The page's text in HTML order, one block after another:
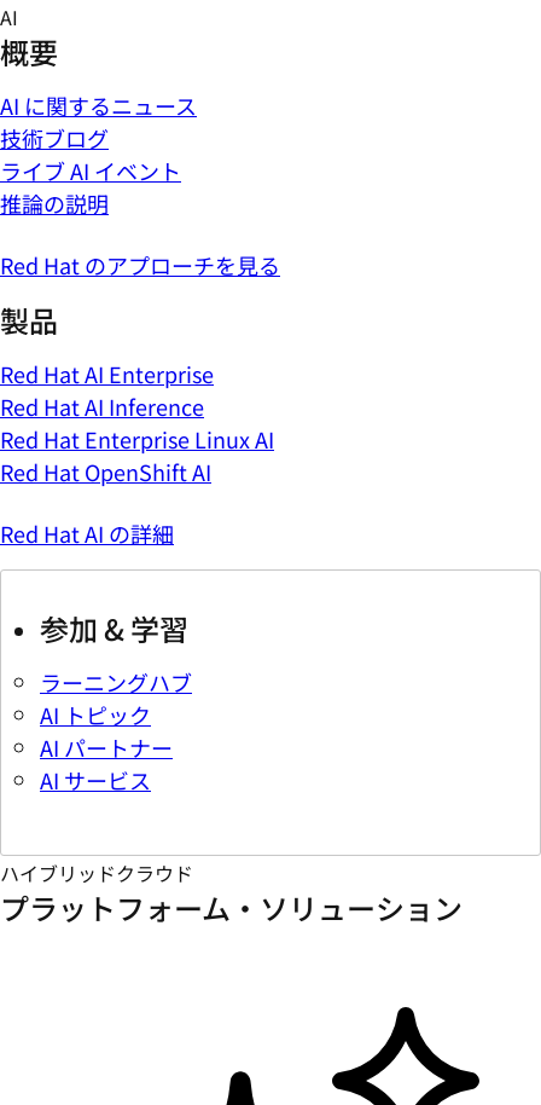
Skip
to
content
AI
概要
AI に関するニュース
技術ブログ
ライブ AI イベント
推論の説明
Red Hat のアプローチを見る
製品
Red Hat AI Enterprise
Red Hat AI Inference
Red Hat Enterprise Linux AI
Red Hat OpenShift AI
Red Hat AI の詳細
参加 & 学習
ラーニングハブ
AI トピック
AI パートナー
AI サービス
ハイブリッドクラウド
プラットフォーム・ソリューション